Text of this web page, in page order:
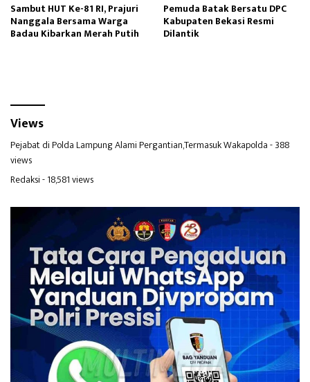
Sambut HUT Ke-81 RI, Prajuri
Nanggala Bersama Warga
Badau Kibarkan Merah Putih
Pemuda Batak Bersatu DPC
Kabupaten Bekasi Resmi
Dilantik
Views
Pejabat di Polda Lampung Alami Pergantian,Termasuk Wakapolda- 388
views
Redaksi- 18,581 views